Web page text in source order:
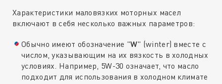
Характеристики маловязких моторных масел
включают в себя несколько важных параметров:
Обычно имеют обозначение "W" (winter) вместе с
числом, указывающим на их вязкость в холодных
условиях. Например, 5W-30 означает, что масло
подходит для использования в холодном климате